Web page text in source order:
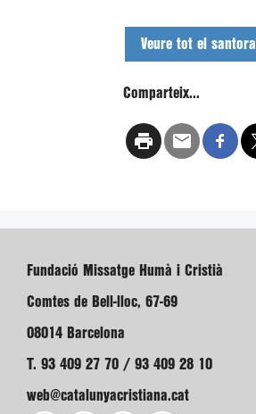
Veure tot el santoral
Comparteix...
Fundació Missatge Humà i Cristià
Comtes de Bell-lloc, 67-69
08014 Barcelona
T. 93 409 27 70 / 93 409 28 10
web@catalunyacristiana.cat